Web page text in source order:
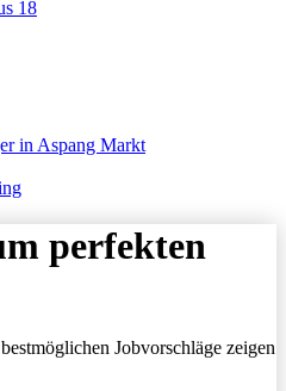
18
in Aspang Markt
perfekten
Jobvorschläge zeigen